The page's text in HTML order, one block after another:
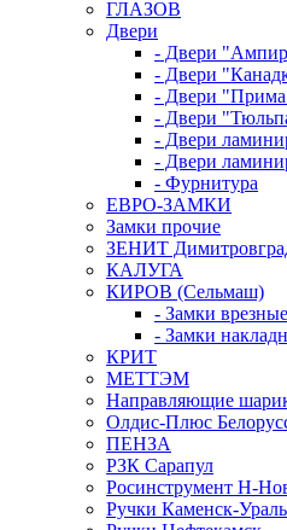
ГЛАЗОВ
Двери
- Двери
- Двери
- Двери
- Двери
- Двери
- Двери
- Фурнитура
ЕВРО-ЗАМКИ
Замки прочие
ЗЕНИТ
КАЛУГА
КИРОВ (Сельмаш)
- Замки
- Замки
КРИТ
МЕТТЭМ
Направляющие
Олдис-Плюс
ПЕНЗА
РЗК Сарапул
Росинструмент Н-
Ручки Каменск-